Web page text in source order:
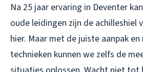
Na 25 jaar ervaring in Deventer
oude leidingen zijn de achilleshiel
hier. Maar met de juiste aanpak
technieken kunnen we zelfs de